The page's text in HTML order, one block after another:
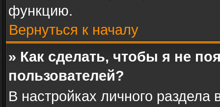
функцию.
Вернуться к началу
» Как сделать, чтобы я не
пользователей?
В настройках личного